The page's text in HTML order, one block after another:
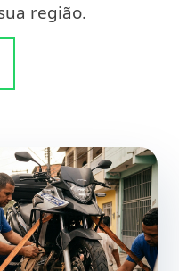
região.